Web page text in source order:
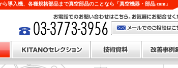
ら導入機、各種規格部品まで真空部品のことなら「真空機器・部品.com」